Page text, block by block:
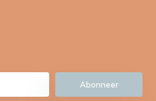
Abonneer